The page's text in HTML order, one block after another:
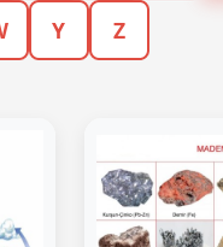
Y Z